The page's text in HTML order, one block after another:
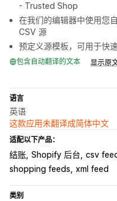
- Trusted Shop
在我们的编辑器中使用您
CSV 源
预定义源模板，可用于快
包含自动翻译的文本 显示原
语言
英语
这款应用未翻译成简体中文
适配以下产品：
结账 Shopify 后台 csv
shopping feeds xml feed
类别